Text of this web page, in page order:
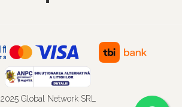
2025 Global Network SRL